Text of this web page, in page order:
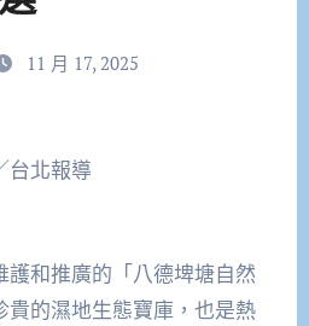
11 月 17, 2025
台北報導
和推廣的「八德埤塘自然
貴的濕地生態寶庫，也是熱